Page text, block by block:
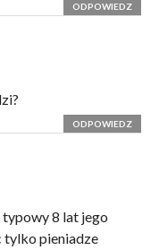
ODPOWIEDZ
ODPOWIEDZ
8 lat jego
pieniadze